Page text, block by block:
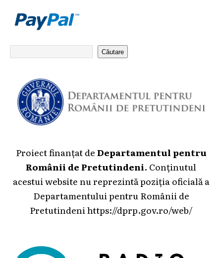
Căutare
Proiect finanțat deDepartamentul pentru
Românii de Pretutindeni. Conținutul
acestui website nu reprezintă poziția oficială a
Departamentului pentru Românii de
Pretutindeni https://dprp.gov.ro/web/